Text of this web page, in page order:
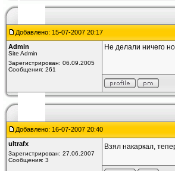
Добавлено: 15-07-2007 20:17
Admin
Site Admin
Зарегистрирован: 06.09.2005
Сообщения: 261
Не делали ничего
Добавлено: 16-07-2007 20:40
ultrafx
Зарегистрирован: 27.06.2007
Сообщения: 3
Взял накаркал,